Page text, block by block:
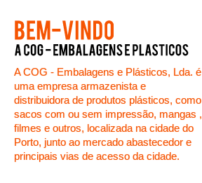
A COG - Embalagens e Plásticos, Lda. é
uma empresa armazenista e
distribuidora de produtos plásticos, como
sacos com ou sem impressão, mangas ,
filmes e outros, localizada na cidade do
Porto, junto ao mercado abastecedor e
principais vias de acesso da cidade.